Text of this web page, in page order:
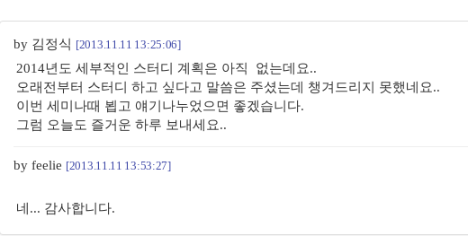
by 김정식 [2013.11.11 13:25:06]
2014년도 세부적인 스터디 계획은 아직 없는데요..
오래전부터 스터디 하고 싶다고 말씀은 주셨는데 챙겨드리지 못했네요..
이번 세미나때 뵙고 얘기나누었으면 좋겠습니다.
그럼 오늘도 즐거운 하루 보내세요..
by feelie [2013.11.11 13:53:27]
네... 감사합니다.